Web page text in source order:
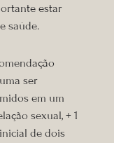
estar
saúde.
ção
ser
em um
sexual, + 1
de dois